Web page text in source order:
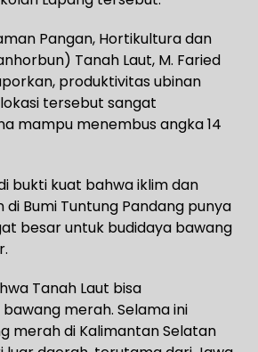
Pangan, Hortikultura dan
Tanah Laut, M. Faried
produktivitas ubinan
tersebut sangat
mampu menembus angka 14
bukti kuat bahwa iklim dan
Bumi Tuntung Pandang punya
besar untuk budidaya bawang
Tanah Laut bisa
merah. Selama ini
merah di Kalimantan Selatan